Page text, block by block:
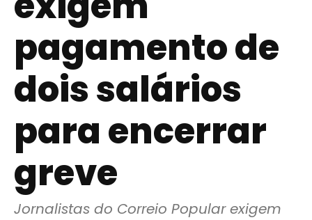
pagamento de
dois salários
para encerrar
greve
Jornalistas do Correio Popular exigem